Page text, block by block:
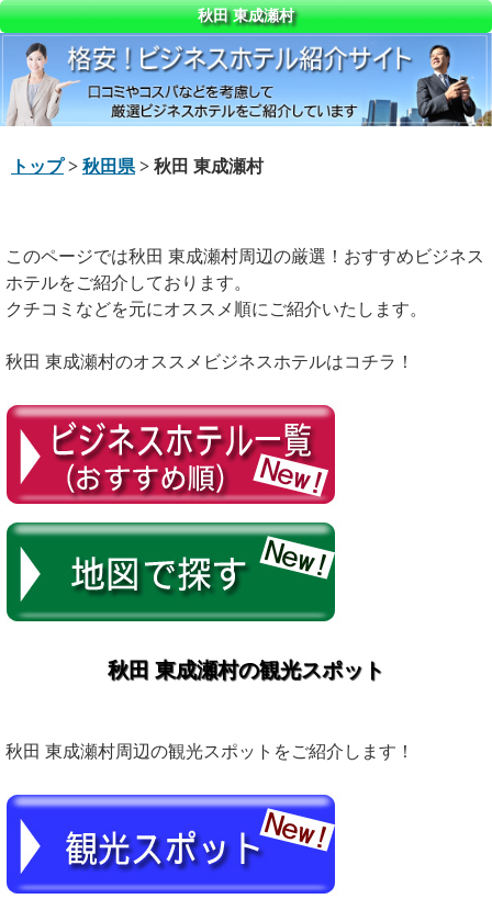
秋田 東成瀬村
トップ> 秋田県 > 秋田 東成瀬村
このページでは秋田 東成瀬村周辺の厳選！おすすめビジネス
ホテルをご紹介しております。
クチコミなどを元にオススメ順にご紹介いたします。
秋田 東成瀬村のオススメビジネスホテルはコチラ！
秋田 東成瀬村の観光スポット
秋田 東成瀬村周辺の観光スポットをご紹介します！